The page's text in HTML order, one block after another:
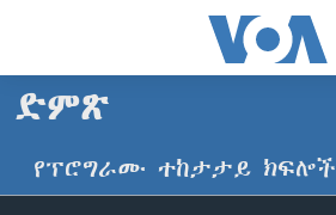
ማገናኛዎች
ዋናው
ይዘት
ዜና
ኢትዮጵያ
ኑሮ በጤንነት
ድምጽ
የፕሮግራሙ ተከታታይ ክፍሎች